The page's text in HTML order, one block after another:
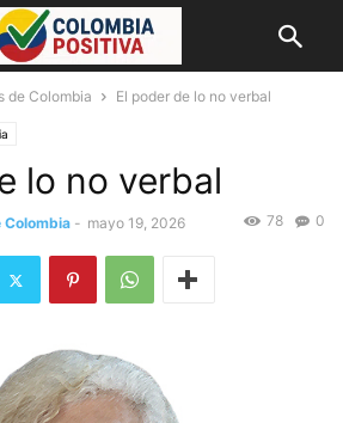
de Colombia El poder de lo no verbal
lo no verbal
- mayo 19, 2026 0
78